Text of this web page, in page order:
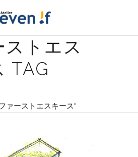
ストエス
TAG
ァーストエスキース"